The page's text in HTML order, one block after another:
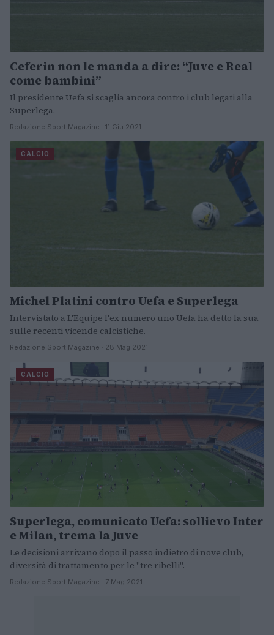
Ceferin non le manda a dire: “Juve e Real
come bambini”
Il presidente Uefa si scaglia ancora contro i club legati alla
Superlega.
Redazione Sport Magazine · 11 Giu 2021
CALCIO
Michel Platini contro Uefa e Superlega
Intervistato a L'Equipe l'ex numero uno Uefa ha detto la sua
sulle recenti vicende calcistiche.
Redazione Sport Magazine · 28 Mag 2021
CALCIO
Superlega, comunicato Uefa: sollievo Inter
e Milan, trema la Juve
Le decisioni arrivano dopo il passo indietro di nove club,
diversità di trattamento per le "tre ribelli".
Redazione Sport Magazine · 7 Mag 2021